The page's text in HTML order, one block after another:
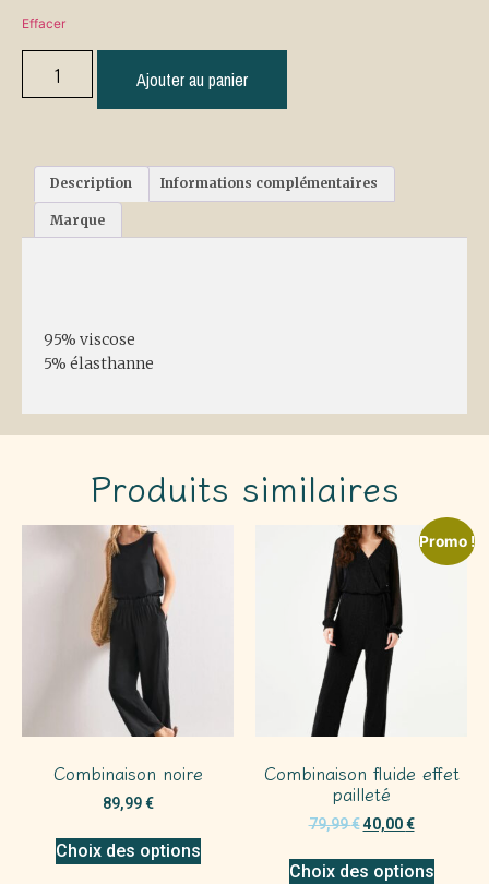
Effacer
Ajouter au panier
Description Informations complémentaires
Marque
95% viscose
5% élasthanne
Produits similaires
Combinaison noire
89,99€
Choix des options
Promo !
Combinaison fluide effet
pailleté
79,99€ 40,00€
Choix des options